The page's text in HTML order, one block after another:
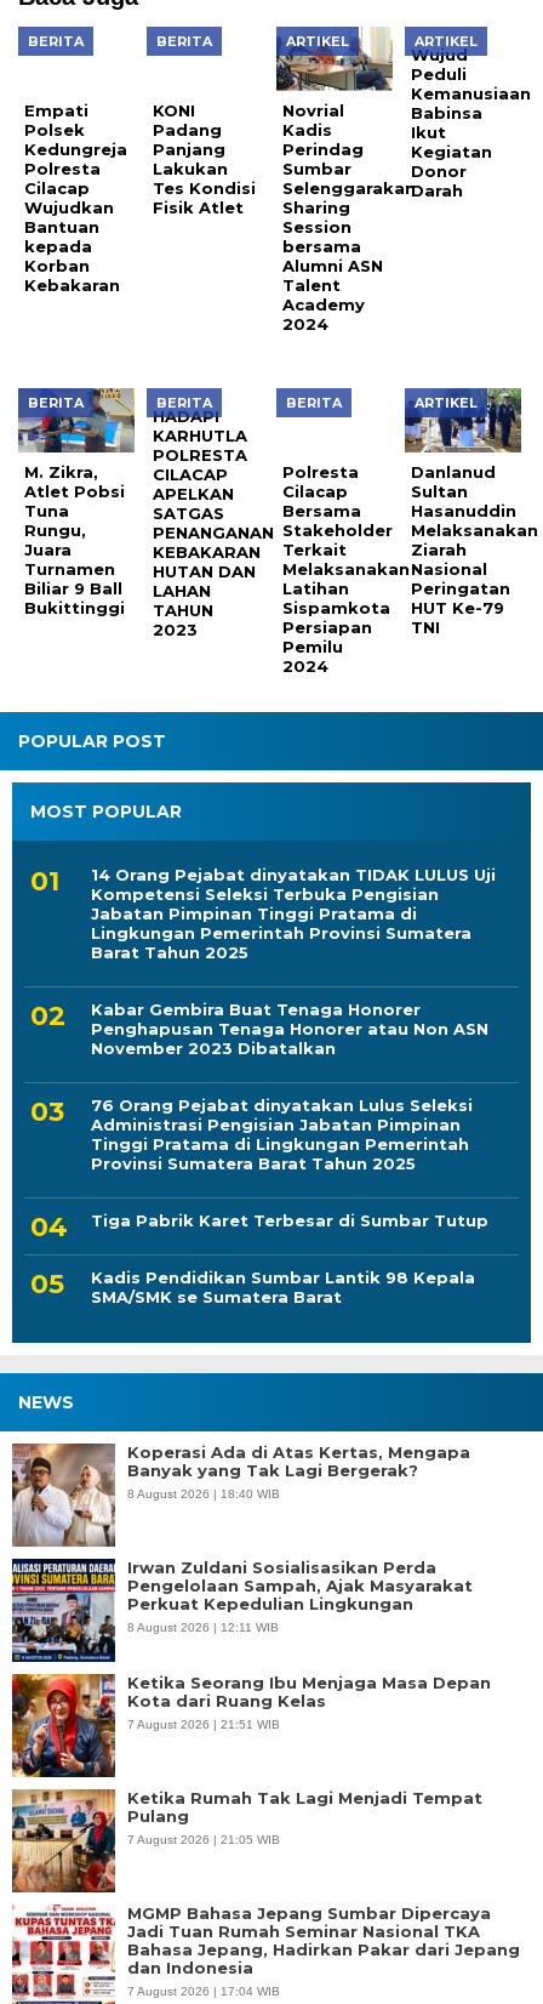
BERITA
Empati
Polresta
Cilacap
Wujudkan
Bantuan
kepada
Korban
Kebakaran
BERITA
KONI
Lakukan
Tes Kondisi
Fisik Atlet
ARTIKEL
Novrial
Kadis
Perindag
Sumbar
Selenggarakan
Sharing
Session
bersama
Alumni ASN
Talent
Academy
2024
ARTIKEL
Wujud
Peduli
Kemanusiaan
Babinsa
Ikut
Kegiatan
Donor
Darah
BERITA
M. Zikra,
Atlet Pobsi
Tuna
Rungu,
Juara
Turnamen
Biliar 9 Ball
Bukittinggi
BERITA
HADAPI
KARHUTLA
POLRESTA
CILACAP
APELKAN
SATGAS
PENANGANAN
KEBAKARAN
HUTAN DAN
LAHAN
TAHUN
2023
BERITA
Polresta
Stakeholder
Terkait
Melaksanakan
Latihan
Sispamkota
Persiapan
Pemilu
2024
ARTIKEL
Danlanud
Sultan
Hasanuddin
Melaksanakan
Ziarah
Nasional
Peringatan
HUT Ke-79
TNI
MOST POPULAR
14 Orang Pejabat dinyatakan TIDAK LULUS Uji
Jabatan Pimpinan Tinggi Pratama di
Lingkungan Pemerintah Provinsi Sumatera
Barat Tahun 2025
Penghapusan Tenaga Honorer atau Non ASN
November 2023 Dibatalkan
Administrasi Pengisian Jabatan Pimpinan
Tinggi Pratama di Lingkungan Pemerintah
Provinsi Sumatera Barat Tahun 2025
SMA/SMK se Sumatera Barat
Banyak yang Tak Lagi Bergerak?
8 August 2026 | 18:40 WIB
Perkuat Kepedulian Lingkungan
8 August 2026 | 12:11 WIB
7 August 2026 | 21:51 WIB
7 August 2026 | 21:05 WIB
Bahasa Jepang, Hadirkan Pakar dari Jepang
dan Indonesia
7 August 2026 | 17:04 WIB